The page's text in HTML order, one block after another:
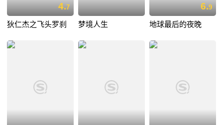
4.7
狄仁杰之飞头罗刹 梦境人生
6.9
地球最后的夜晚